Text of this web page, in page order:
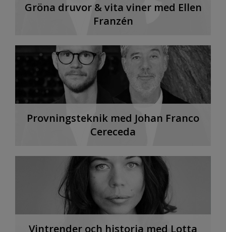
Gröna druvor & vita viner med Ellen
Franzén
Provningsteknik med Johan Franco
Cereceda
Vintrender och historia med Lotta